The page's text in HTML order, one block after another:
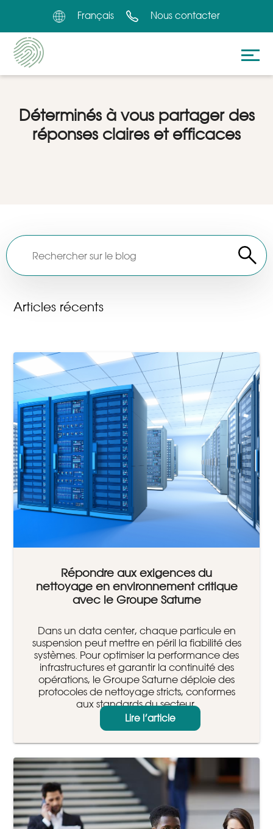
Français Nous contacter
Déterminés à vous partager des
réponses claires et efficaces
Articles récents
Répondre aux exigences du
nettoyage en environnement critique
avec le Groupe Saturne
Dans un data center, chaque particule en
suspension peut mettre en péril la fiabilité des
systèmes. Pour optimiser la performance des
infrastructures et garantir la continuité des
opérations, le Groupe Saturne déploie des
protocoles de nettoyage stricts, conformes
aux standards du secteur.
Lire l’article